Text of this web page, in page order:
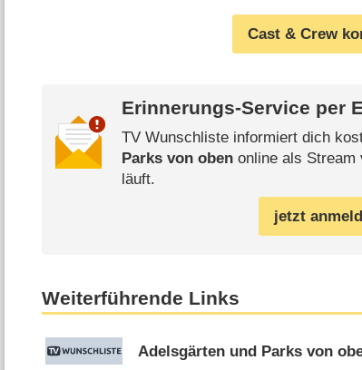
Cast & Crew
Erinnerungs-Service per
TV Wunschliste informiert dich
Parks von obenonline als Stream
läuft.
jetzt
Weiterführende Links
Adelsgärten und Parks von